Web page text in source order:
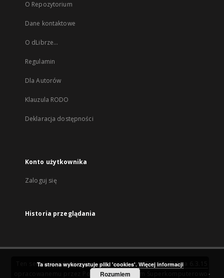
O Repozytorium
Dane kontaktowe
O dLibrze...
Regulamin
Dla Autorów
Klauzula RODO
Deklaracja dostępności
Konto użytkownika
Zaloguj się
Historia przeglądania
Ten serwis działa dzięki oprogramowaniuDInGO dLibra 6.3.15
Poznańskie Centrum Superkomputerowo-
Ta strona wykorzystuje pliki 'cookies'. Więcej informacji
Rozumiem